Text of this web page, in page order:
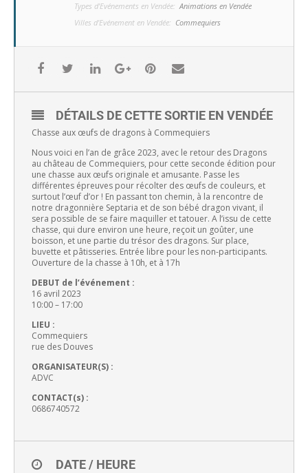
Types d'Evénements en Vendée: Animations en Vendée
Villes d'Evénement en Vendée: Commequiers
DÉTAILS DE CETTE SORTIE EN VENDÉE
Chasse aux œufs de dragons à Commequiers
Nous voici en l’an de grâce 2023, avec le retour des Dragons
au château de Commequiers, pour cette seconde édition pour
une chasse aux œufs originale et amusante. Passe les
différentes épreuves pour récolter des œufs de couleurs, et
surtout l’œuf d’or ! En passant ton chemin, à la rencontre de
notre dragonnière Septaria et de son bébé dragon vivant, il
sera possible de se faire maquiller et tatouer. A l’issu de cette
chasse, qui dure environ une heure, reçoit un goûter, une
boisson, et une partie du trésor des dragons. Sur place,
buvette et pâtisseries. Entrée libre pour les non-participants.
Ouverture de la chasse à 10h, et à 17h
DEBUT de l’événement :
16 avril 2023
10:00 – 17:00
LIEU :
Commequiers
rue des Douves
ORGANISATEUR(S) :
ADVC
CONTACT(s) :
0686740572
DATE / HEURE